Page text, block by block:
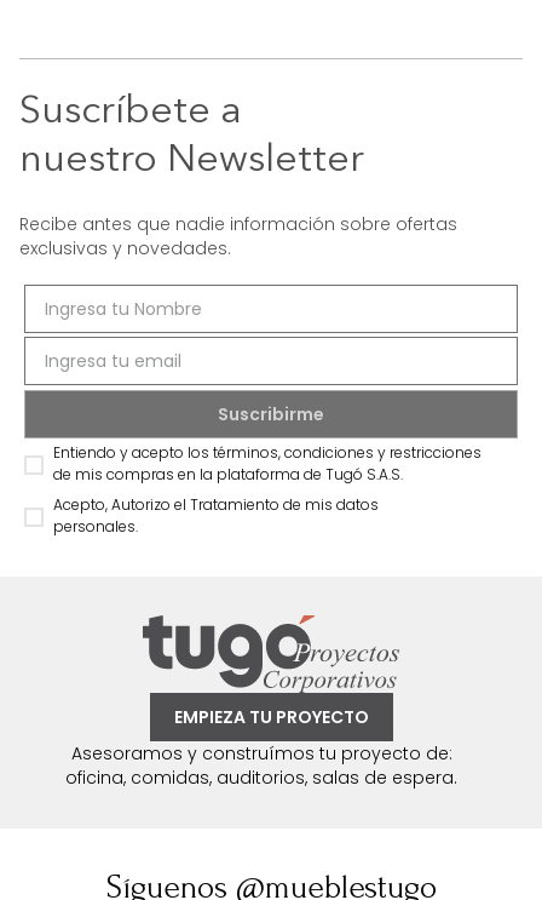
Suscríbete a
nuestro Newsletter
Recibe antes que nadie información sobre ofertas
exclusivas y novedades.
Entiendo y acepto los términos, condiciones y restricciones
de mis compras en la plataforma de Tugó S.A.S.
Acepto, Autorizo el Tratamiento de mis datos
personales.
EMPIEZA TU PROYECTO
Asesoramos y construímos tu proyecto de:
oficina, comidas, auditorios, salas de espera.
Síguenos @mueblestugo